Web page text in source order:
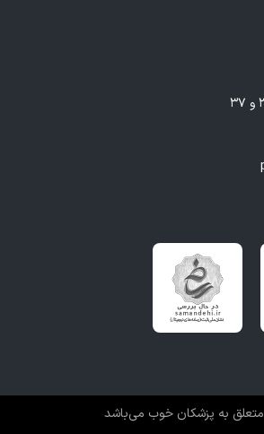
به پزشکان خوب می‌باشد